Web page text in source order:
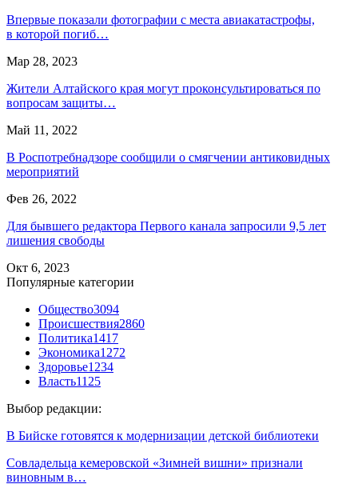
Впервые показали фотографии с места авиакатастрофы,
в которой погиб…
Мар 28, 2023
Жители Алтайского края могут проконсультироваться по
вопросам защиты…
Май 11, 2022
В Роспотребнадзоре сообщили о смягчении антиковидных
мероприятий
Фев 26, 2022
Для бывшего редактора Первого канала запросили 9,5 лет
лишения свободы
Окт 6, 2023
Популярные категории
Общество3094
Происшествия2860
Политика1417
Экономика1272
Здоровье1234
Власть1125
Выбор редакции:
В Бийске готовятся к модернизации детской библиотеки
Совладельца кемеровской «Зимней вишни» признали
виновным в…